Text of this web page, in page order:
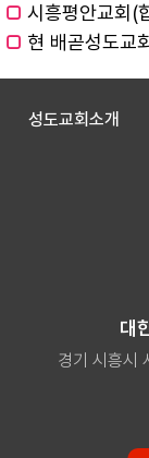
□ 시흥평안교회(
□ 현 배곧성도교
성도교회소개
대
경기 시흥시